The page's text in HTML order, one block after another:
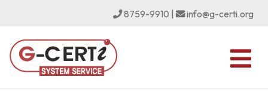
8759-9910 info@g-certi.org